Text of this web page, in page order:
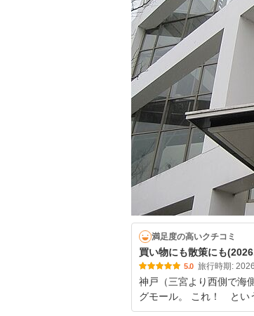
満足度の高いクチコミ
買い物にも散策にも
5.0 旅行時期:
神戸（三宮より西側で海
グモール。 これ！ とい